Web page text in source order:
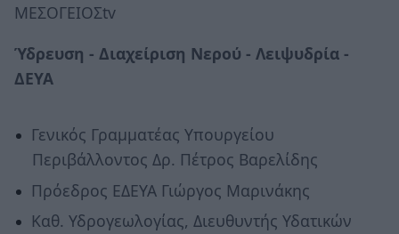
ΜΕΣΟΓΕΙΟΣtv
Ύδρευση - Διαχείριση Νερού - Λειψυδρία -
ΔΕΥΑ
Γενικός Γραμματέας Υπουργείου
Περιβάλλοντος Δρ. Πέτρος Βαρελίδης
Πρόεδρος ΕΔΕΥΑ Γιώργος Μαρινάκης
Καθ. Υδρογεωλογίας, Διευθυντής Υδατικών